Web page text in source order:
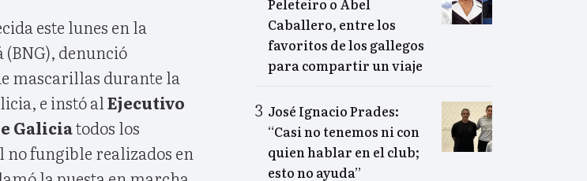
este lunes en la
denunció
mascarillas durante la
e instó al Ejecutivo
Galiciatodos los
fungible realizados en
Peleteiro o Abel
Caballero, entre los
favoritos de los gallegos
para compartir un viaje
José Ignacio Prades:
“Casi no tenemos ni con
quien hablar en el club;
esto no ayuda”